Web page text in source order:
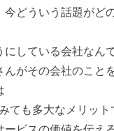
今どういう話題がど
している会社なんで
んがその会社のこと
ても多大なメリット